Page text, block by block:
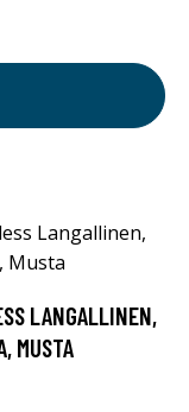
LANGALLINEN,
MUSTA